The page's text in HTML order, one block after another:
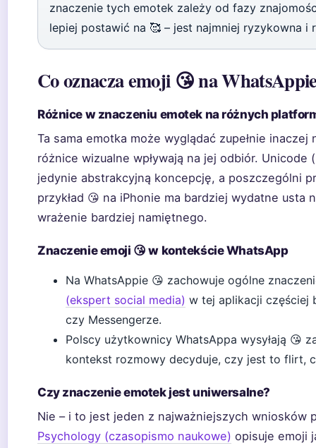
znaczenie tych emotek zależy od fazy
lepiej postawić na 🥰 – jest najmniej ryzykowna
Co oznacza emoji 😘 na
Różnice w znaczeniu emotek na różnych
Ta sama emotka może wyglądać zupełnie
różnice wizualne wpływają na jej odbiór.
jedynie abstrakcyjną koncepcję, a poszczególni
przykład 😘 na iPhonie ma bardziej wydatne usta
wrażenie bardziej namiętnego.
Znaczenie emoji 😘 w kontekście WhatsApp
Na WhatsAppie 😘 zachowuje ogólne
(ekspert social media) w tej aplikacji częściej
czy Messengerze.
Polscy użytkownicy WhatsAppa wysyłają 😘
kontekst rozmowy decyduje, czy jest to flirt,
Czy znaczenie emotek jest uniwersalne?
Nie – i to jest jeden z najważniejszych wniosków
Psychology (czasopismo naukowe) opisuje emoji